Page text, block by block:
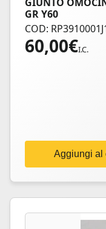
GR Y60
COD:
60,00€I.C.
Aggiungi al